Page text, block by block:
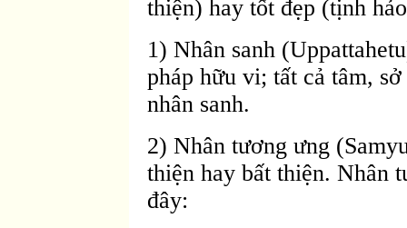
thiện) hay tốt đẹp (tịnh
1) Nhân sanh
pháp hữu vi; tất cả tâm,
nhân sanh.
2) Nhân tương ưng
thiện hay bất thiện. Nhân
đây: